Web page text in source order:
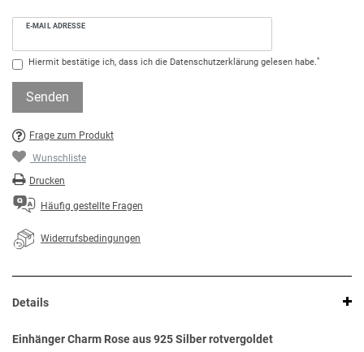
E-MAIL ADRESSE
Hiermit bestätige ich, dass ich die Daten­schutz­erklärung gelesen habe.*
Senden
Frage zum Produkt
Wunschliste
Drucken
Häufig gestellte Fragen
Widerrufsbedingungen
Details
Einhänger Charm Rose aus 925 Silber rotvergoldet